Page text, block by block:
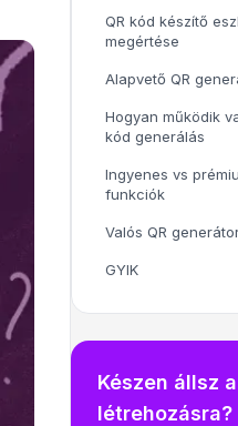
QR kód készítő
megértése
Alapvető QR
Hogyan működik
kód generálás
Ingyenes vs
funkciók
Valós QR
GYIK
Készen állsz a
létrehozásra?